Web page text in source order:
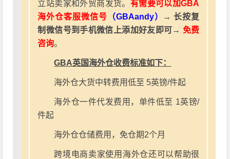
立站卖家和外贸商发货。 有需要可以加GBA
海外仓客服微信号 （GBAandy）
→ 长按复
制微信号到手机微信上添加好友即可→ 免费
咨询。
GBA英国海外仓收费标准如下：
海外仓大货中转费用低至 5英镑/件起
海外仓一件代发费用，单件低至 1英镑/
件起
海外仓仓储费用，免仓期2个月
跨境电商卖家使用海外仓还可以帮助很